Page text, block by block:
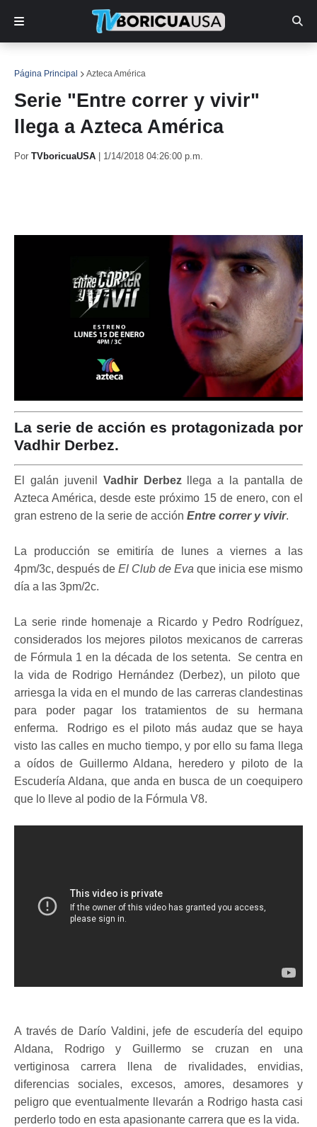
Página Principal Azteca América
Serie "Entre correr y vivir"
llega a Azteca América
Por TVboricuaUSA 1/14/2018 04:26:00 p.m.
La serie de acción es protagonizada por
Vadhir Derbez.
El galán juvenil Vadhir Derbezllega a la pantalla de
Azteca América, desde este próximo 15 de enero, con el
gran estreno de la serie de acción Entre correr y vivir.
La producción se emitiría de lunes a viernes a las
4pm/3c, después de El Club de Eva que inicia ese mismo
día a las 3pm/2c.
La serie rinde homenaje a Ricardo y Pedro Rodríguez,
considerados los mejores pilotos mexicanos de carreras
de Fórmula 1 en la década de los setenta. Se centra en
la vida de Rodrigo Hernández (Derbez), un piloto que
arriesga la vida en el mundo de las carreras clandestinas
para poder pagar los tratamientos de su hermana
enferma. Rodrigo es el piloto más audaz que se haya
visto las calles en mucho tiempo, y por ello su fama llega
a oídos de Guillermo Aldana, heredero y piloto de la
Escudería Aldana, que anda en busca de un coequipero
que lo lleve al podio de la Fórmula V8.
A través de Darío Valdini, jefe de escudería del equipo
Aldana, Rodrigo y Guillermo se cruzan en una
vertiginosa carrera llena de rivalidades, envidias,
diferencias sociales, excesos, amores, desamores y
peligro que eventualmente llevarán a Rodrigo hasta casi
perderlo todo en esta apasionante carrera que es la vida.